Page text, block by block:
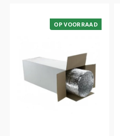
OP VOORRAAD